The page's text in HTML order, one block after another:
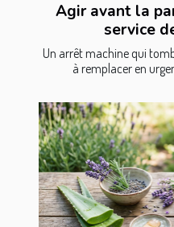
Agir avant la
service
Un arrêt machine qui
à remplacer en